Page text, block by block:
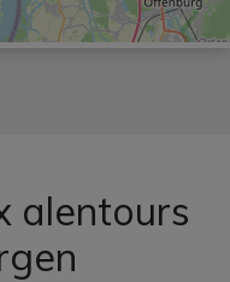
alentours